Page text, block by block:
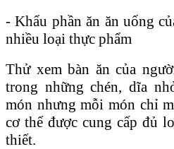
- Khẩu phần ăn ăn uống
nhiều loại thực phẩm
Thử xem bàn ăn của
trong những chén, dĩa
món nhưng mỗi món chỉ
cơ thể được cung cấp đủ
thiết.